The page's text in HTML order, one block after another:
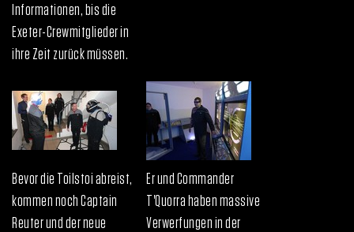
Informationen, bis die
Exeter-Crewmitglieder in
ihre Zeit zurück müssen.
Bevor die Toilstoi abreist,
kommen noch Captain
Reuter und der neue
Er und Commander
T'Quorra haben massive
Verwerfungen in der